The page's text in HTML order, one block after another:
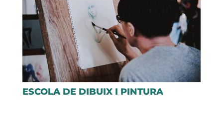
ESCOLA DE DIBUIX I PINTURA